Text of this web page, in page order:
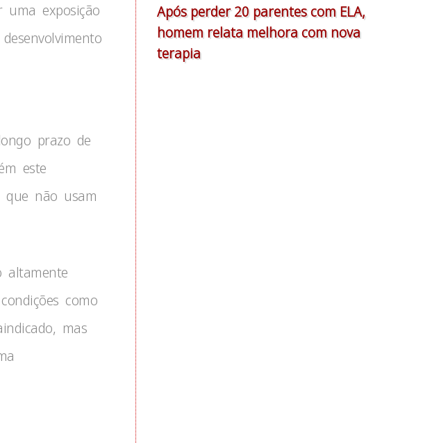
exposição
prazo de
este
que não usam
altamente
como
mas
Após perder 20 parentes com ELA,
homem relata melhora com nova
terapia